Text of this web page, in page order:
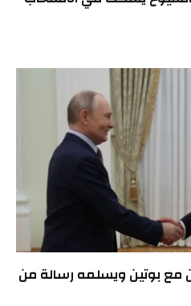
مع بوتين ويسلمه رسالة من